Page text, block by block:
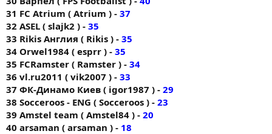
31 FС Аtrium ( Atrium ) - 37
32 ASEL ( slajk2 ) - 35
33 Rikis Англия ( Rikis ) - 35
34 Orwel1984 ( esprr ) - 35
35 FCRamster ( Ramster ) - 34
36 vl.ru2011 ( vik2007 ) - 33
37 ФК-Динамо Киев ( igor1987 ) - 29
38 Socceroos - ENG ( Socceroos ) - 23
39 Amstel team ( Amstel84 ) - 20
40 arsaman ( arsaman ) - 18